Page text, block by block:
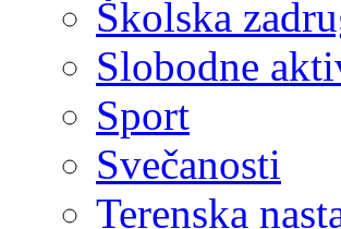
Školska
Slobodne
Sport
Svečanosti
Terenska